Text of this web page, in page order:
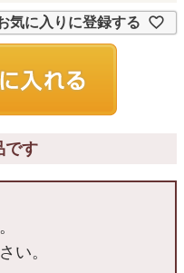
気に入りに登録する
です
い。